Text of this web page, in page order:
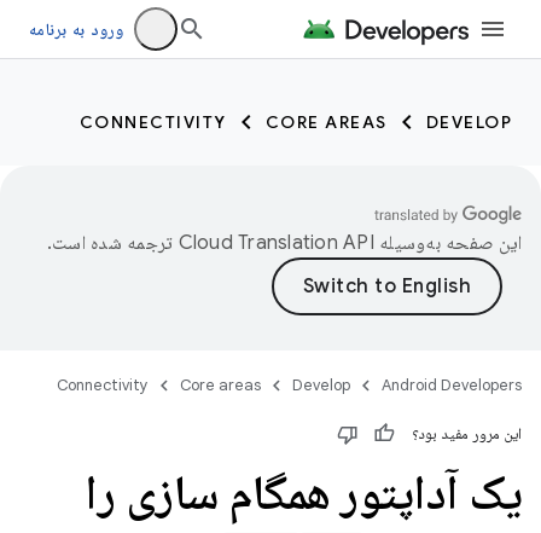
ورود به برنامه
DEVELOP
CORE AREAS
CONNECTIVITY
این صفحه به‌وسیله ترجمه شده است.
Android Developers
Develop
Core areas
Connectivity
این مرور مفید بود؟
یک آداپتور همگام سازی را